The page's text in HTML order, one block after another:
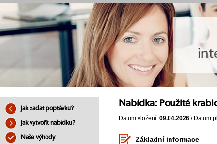
Jak zadat poptávku?
Jak vytvořit nabídku?
Naše výhody
Nabídka: Použité
Datum vložení: 09.04.2026 / Datum
Základní informace